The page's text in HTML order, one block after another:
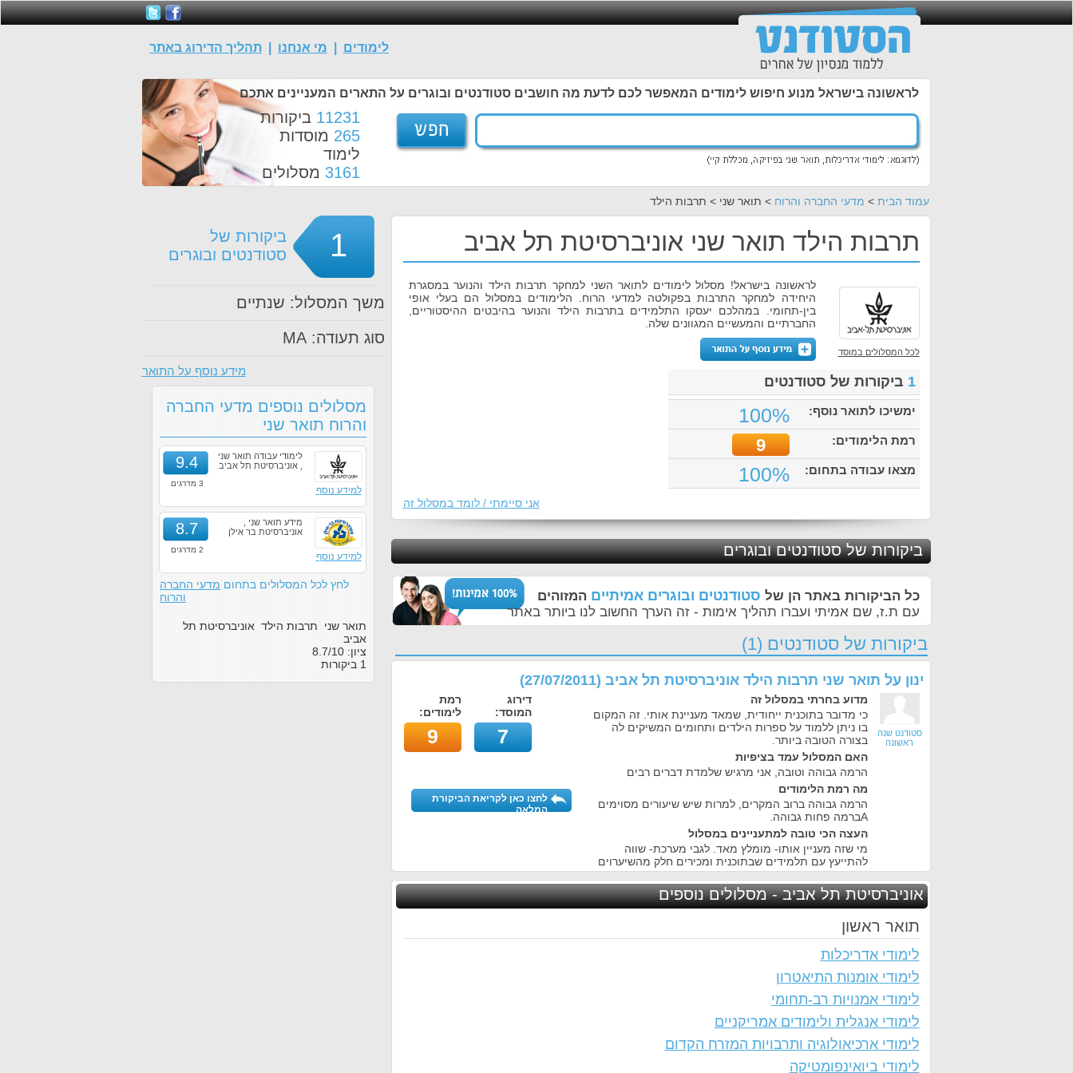
לימודים מי אנחנו תהליך הדירוג באתר
לראשונה בישראל מנוע חיפוש לימודים המאפשר לכם לדעת מה חושבים סטודנטים ובוגרים על התארים המעניינים אתכם
11231 ביקורות
265 מוסדות
לימוד
3161 מסלולים
עמוד הבית > מדעי החברה והרוח > תואר שני > תרבות הילד
תרבות הילד תואר שני אוניברסיטת תל אביב
לכל המסלולים במוסד
לראשונה בישראל! מסלול לימודים לתואר השני למחקר תרבות הילד והנוער במסגרת
היחידה למחקר התרבות בפקולטה למדעי הרוח. הלימודים במסלול הם בעלי אופי
בין-תחומי. במהלכם יעסקו התלמידים בתרבות הילד והנוער בהיבטים ההיסטוריים,
החברתיים והמעשיים המגוונים שלה.
1 ביקורות של סטודנטים
ימשיכו לתואר נוסף: 100%
רמת הלימודים: 9
מצאו עבודה בתחום: 100%
אני סיימתי / לומד במסלול זה
ביקורות של סטודנטים ובוגרים
כל הביקורות באתר הן של סטודנטים ובוגרים אמיתיים המזוהים
עם ת.ז, שם אמיתי ועברו תהליך אימות - זה הערך החשוב לנו ביותר באתר
ביקורות של סטודנטים (1)
ינון על תואר שני תרבות הילד אוניברסיטת תל אביב (
27/07/2011
)
סטודנט שנה
ראשונה
מדוע בחרתי במסלול זה
כי מדובר בתוכנית ייחודית, שמאד מעניינת אותי. זה המקום
בו ניתן ללמוד על ספרות הילדים ותחומים המשיקים לה
בצורה הטובה ביותר.
האם המסלול עמד בציפיות
הרמה גבוהה וטובה, אני מרגיש שלמדת דברים רבים
מה רמת הלימודים
הרמה גבוהה ברוב המקרים, למרות שיש שיעורים מסוימים
Aברמה פחות גבוהה.
העצה הכי טובה למתעניינים במסלול
מי שזה מעניין אותו- מומלץ מאד. לגבי מערכת- שווה
להתייעץ עם תלמידים שבתוכנית ומכירים חלק מהשיערוים
רמת
לימודים:
9
דירוג
המוסד:
7
לחצו כאן לקריאת הביקורת
המלאה
אוניברסיטת תל אביב - מסלולים נוספים
תואר ראשון
לימודי אדריכלות
לימודי אומנות התיאטרון
לימודי אמנויות רב-תחומי
לימודי אנגלית ולימודים אמריקניים
לימודי ארכיאולוגיה ותרבויות המזרח הקדום
לימודי ביואינפומטיקה
1
ביקורות של
סטודנטים ובוגרים
משך המסלול: שנתיים
סוג תעודה: MA
מידע נוסף על התואר
מסלולים נוספים מדעי החברה
והרוח תואר שני
למידע נוסף
9.4
3 מדרגים
לימודי עבודה תואר שני
, אוניברסיטת תל אביב
למידע נוסף
8.7
2 מדרגים
מידע תואר שני ,
אוניברסיטת בר אילן
לחץ לכל המסלולים בתחום מדעי החברה
והרוח
תואר שני תרבות הילד אוניברסיטת תל
אביב
ציון:
8.7/10
1 ביקורות